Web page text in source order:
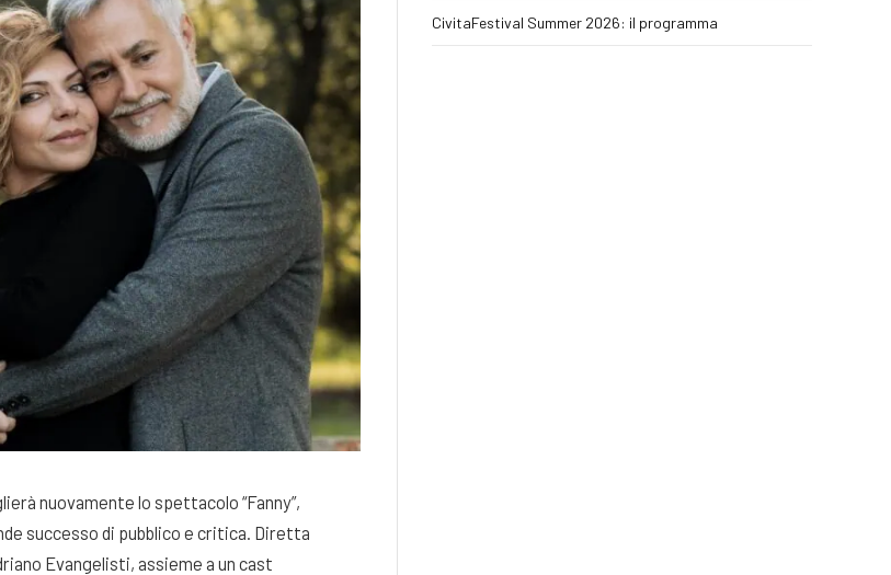
nuovamente lo spettacolo “Fanny”,
successo di pubblico e critica. Diretta
Evangelisti, assieme a un cast
CivitaFestival Summer 2026: il programma